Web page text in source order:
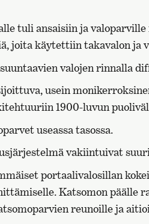
tuli ansaisiin ja
joita käytettiin takavalon ja
valojen rinnalla
usein
1900-luvun
useassa tasossa.
vakiintuivat
portaalivalosillan
Katsomon päälle
reunoille ja